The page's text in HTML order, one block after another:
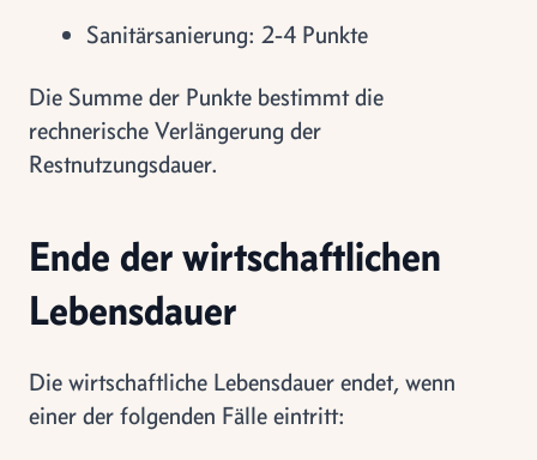
Sanitärsanierung: 2-4 Punkte
Die Summe der Punkte bestimmt die
rechnerische Verlängerung der
Restnutzungsdauer.
Ende der wirtschaftlichen
Lebensdauer
Die wirtschaftliche Lebensdauer endet, wenn
einer der folgenden Fälle eintritt: